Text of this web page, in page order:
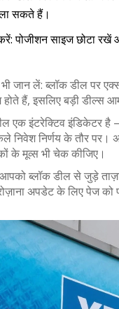
ला सकते हैं।
पोजीशन साइज छोटा
जान लें: ब्लॉक डील पर
हैं, इसलिए बड़ी डील्स
एक इंटरेक्टिव इंडिकेटर
निवेश निर्णय के तौर पर।
के मूव्स भी चेक कीजिए।
ब्लॉक डील से जुड़े ताज़ा
अपडेट के लिए पेज